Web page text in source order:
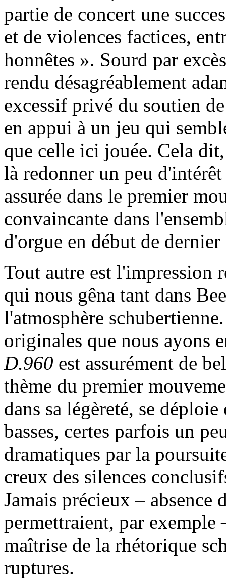
partie de concert une
et de violences factices,
honnêtes ». Sourd par
rendu désagréablement
excessif privé du soutien
en appui à un jeu qui
que celle ici jouée. Cela
là redonner un peu
assurée dans le premier
convaincante dans
d'orgue en début de
Tout autre est l'impression
qui nous gêna tant dans
l'atmosphère
originales que nous ayons
D.960 est assurément de
thème du premier
dans sa légèreté, se
basses, certes parfois un
dramatiques par la
creux des silences
Jamais précieux – absence
permettraient, par
maîtrise de la rhétorique
ruptures.